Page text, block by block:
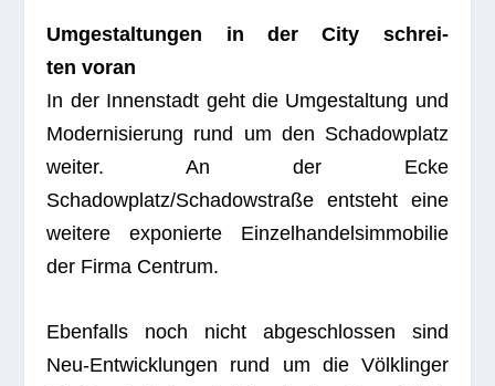
Umge­stal­tun­gen in der City schrei­
ten voran
In der Innen­stadt geht die Umge­stal­tung und
Moder­ni­sie­rung rund um den Scha­dow­platz
wei­ter. An der Ecke
Schadowplatz/Schadowstraße ent­steht eine
wei­tere expo­nierte Ein­zel­han­dels­im­mo­bi­lie
der Firma Centrum.
Eben­falls noch nicht abge­schlos­sen sind
Neu-Ent­wick­lun­gen rund um die Völk­lin­ger